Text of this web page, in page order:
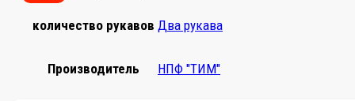
количество рукавов Два рукава
Производитель НПФ "ТИМ"